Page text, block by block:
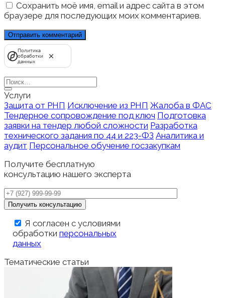
Сохранить моё имя, email и адрес сайта в этом
браузере для последующих моих комментариев.
Политика
обработки
данных
Search
for:
Услуги
Защита от РНП Исключение из РНП Жалоба в ФАС
Тендерное сопровождение под ключ Подготовка
заявки на тендер любой сложности Разработка
технического задания по 44 и 223-ФЗ Аналитика и
аудит Персональное обучение госзакупкам
Получите бесплатную
консультацию нашего эксперта
Я согласен с условиями
обработки персональных
данных
Тематические статьи